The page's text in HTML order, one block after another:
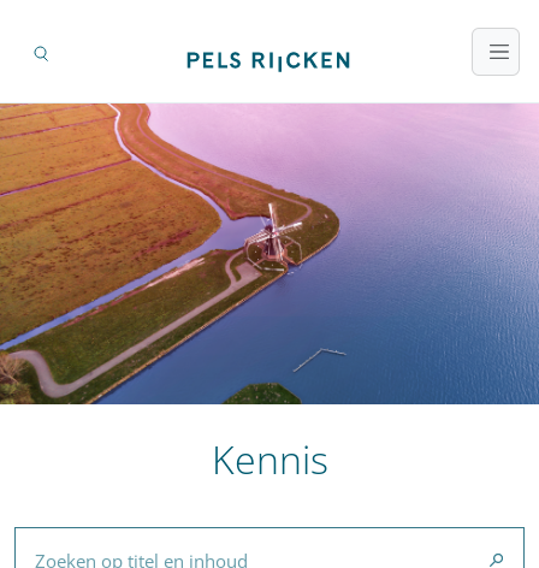
Kennis
Zoeken op titel en inhoud